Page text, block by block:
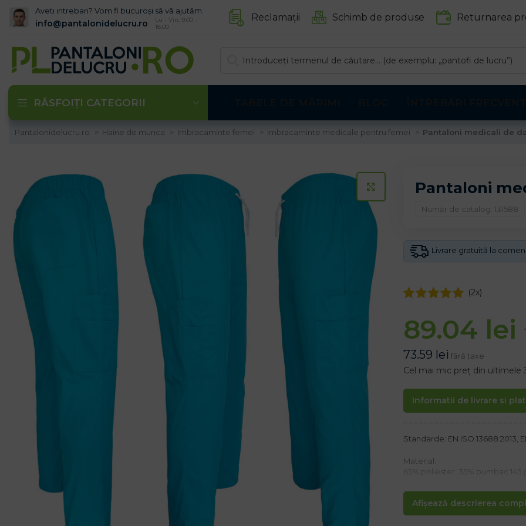
Aveti intrebari? Vom fi bucuroși să vă ajutăm.
info@pantalonidelucru.ro
Lu - Vin: 9:00 -
18:00
Reclamații Schimb de produse Returnarea
RĂSFOIȚI CATEGORII
Pantalonidelucru.ro Haine de munca Imbracaminte femei Imbracaminte medicale pentru femei Pantaloni medicali de
CLICK PENTRU A MARI
Pantaloni
Număr de catalog: 131588
Livrare gratuită la
(2x)
89.04 lei
73.59 lei fără taxe
Cel mai mic preț din ultimele
Informatii de livrare si
Afișează descrierea
Standarde: EN ISO 13688:2013,
Material:
65% poliester, 35% bumbac 145
Caracteristici:
– Trei buzunare externe: două
– șnururi și talie elastică pentru